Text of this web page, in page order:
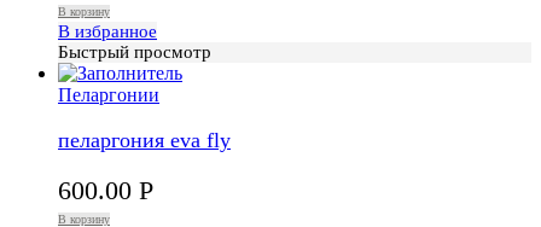
В корзину
В избранное
Быстрый просмотр
Пеларгонии
пеларгония eva fly
600.00 Р
В корзину